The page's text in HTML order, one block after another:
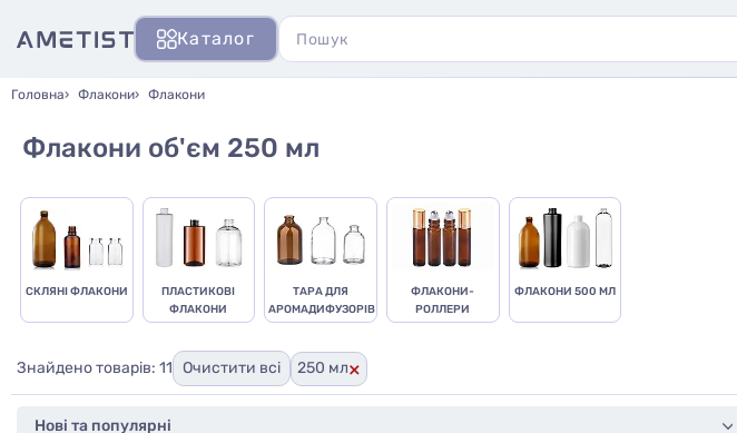
Каталог
Головна Флакони Флакони
Флакони об'єм 250 мл
СКЛЯНІ ФЛАКОНИ
ПЛАСТИКОВІ
ФЛАКОНИ
ТАРА ДЛЯ
АРОМАДИФУЗОРІВ
ФЛАКОНИ-
РОЛЛЕРИ
ФЛАКОНИ 500 МЛ
Знайдено товарів: 11 Очистити всі 250 мл×